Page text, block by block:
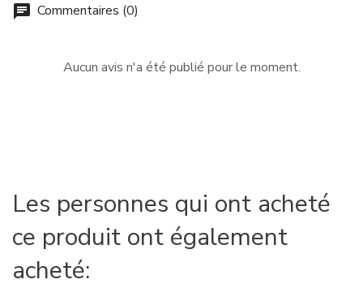
chat Commentaires (0)
Aucun avis n'a été publié pour le moment.
Les personnes qui ont acheté
ce produit ont également
acheté: